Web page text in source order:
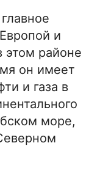
и
этом районе
он имеет
и газа в
море,